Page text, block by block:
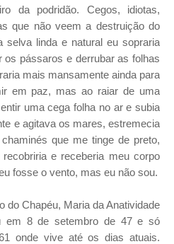
da podridão. Cegos, idiotas,
que não veem a destruição do
selva linda e natural eu sopraria
os pássaros e derrubar as folhas
mais mansamente ainda para
em paz, mas ao raiar de uma
uma cega folha no ar e subia
e agitava os mares, estremecia
que me tinge de preto,
e receberia meu corpo
fosse o vento, mas eu não sou.
do Chapéu, Maria da Anatividade
em 8 de setembro de 47 e só
onde vive até os dias atuais.